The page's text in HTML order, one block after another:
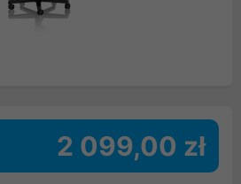
2 099,00 zł